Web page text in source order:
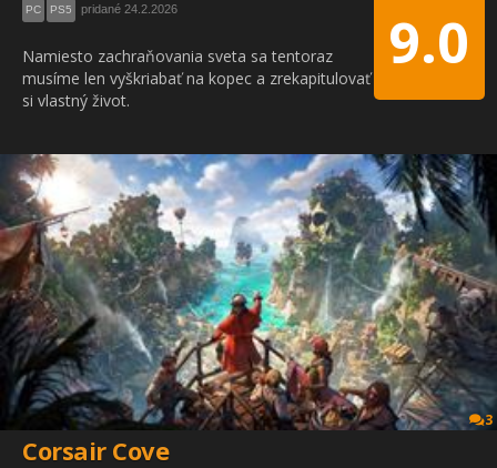
9.0
PC PS5 pridané 24.2.2026
Namiesto zachraňovania sveta sa tentoraz
musíme len vyškriabať na kopec a zrekapitulovať
si vlastný život.
3
Corsair Cove